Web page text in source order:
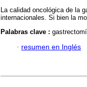
La calidad oncológica de la
internacionales. Si bien la
Palabras clave :
· resumen en Inglés